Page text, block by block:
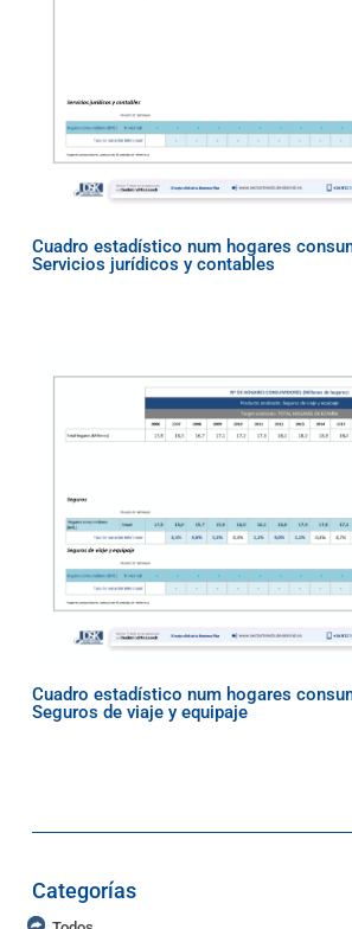
Cuadro estadístico num hogares
Servicios jurídicos y contables
Cuadro estadístico num hogares
Seguros de viaje y equipaje
Categorías